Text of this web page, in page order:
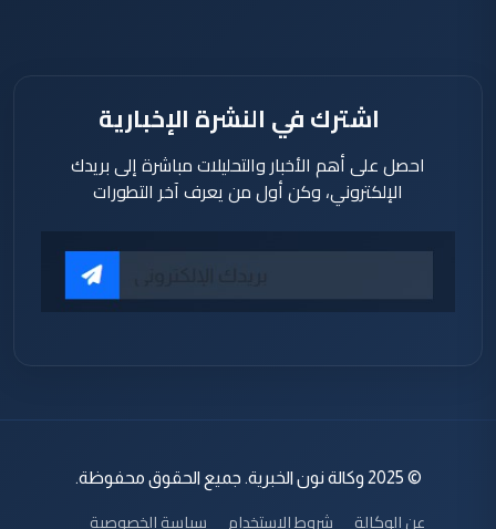
اشترك في النشرة الإخبارية
احصل على أهم الأخبار والتحليلات مباشرة إلى بريدك
الإلكتروني، وكن أول من يعرف آخر التطورات
© 2025 وكالة نون الخبرية. جميع الحقوق محفوظة.
عن الوكالة شروط الاستخدام سياسة الخصوصية